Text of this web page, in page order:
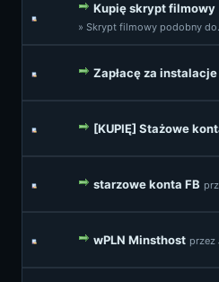
Kupię skrypt filmowy
» Skrypt filmowy podobny
Zapłacę za
[KUPIĘ] Stażowe
starzowe konta FB
wPLN Minsthost przez